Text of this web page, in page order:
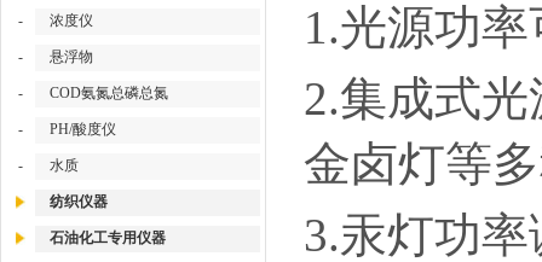
- 浓度仪
- 悬浮物
- COD氨氮总磷总氮
- PH/酸度仪
- 水质
纺织仪器
石油化工专用仪器
1.光源功
2.集成式
金卤灯等
3.汞灯功